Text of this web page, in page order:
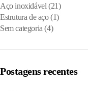
Aço inoxidável (21)
Estrutura de aço(1)
Sem categoria (4)
Postagens recentes